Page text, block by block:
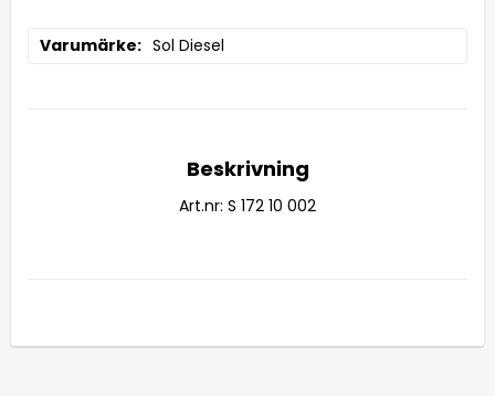
Varumärke Sol Diesel
Beskrivning
Art.nr: S 172 10 002